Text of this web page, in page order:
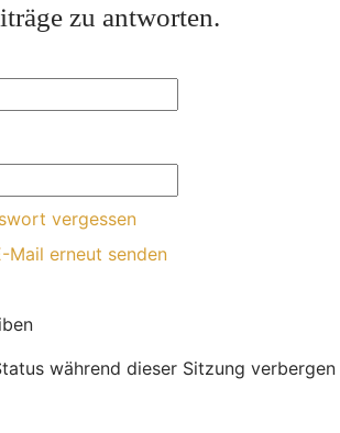
zu antworten.
vergessen
Mail erneut senden
während dieser Sitzung verbergen